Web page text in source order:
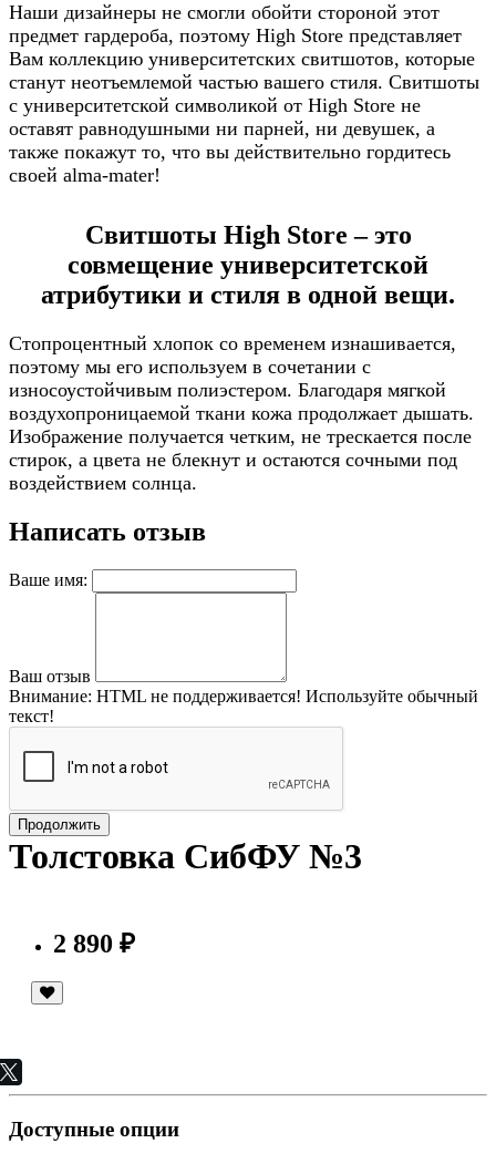
Наши дизайнеры не смогли обойти стороной этот
предмет гардероба, поэтому High Store представляет
Вам коллекцию университетских свитшотов, которые
станут неотъемлемой частью вашего стиля. Свитшоты
с университетской символикой от High Store не
оставят равнодушными ни парней, ни девушек, а
также покажут то, что вы действительно гордитесь
своей alma-mater!
Свитшоты High Store – это
совмещение университетской
атрибутики и стиля в одной вещи.
Стопроцентный хлопок со временем изнашивается,
поэтому мы его используем в сочетании с
износоустойчивым полиэстером. Благодаря мягкой
воздухопроницаемой ткани кожа продолжает дышать.
Изображение получается четким, не трескается после
стирок, а цвета не блекнут и остаются сочными под
воздействием солнца.
Написать отзыв
Ваше имя:
Ваш отзыв
Внимание: HTML не поддерживается! Используйте обычный
текст!
Продолжить
Толстовка СибФУ №3
2 890 ₽
Доступные опции